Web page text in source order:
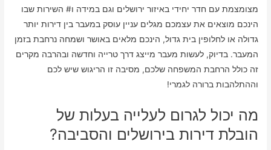
מצומצמת עם חדר יחידי באיזור ירושלים וגם במידה ו# השירות שבו
הינכם מוצאים את עצמכם מגלים עניין עוסק במעבר בין דירות יותר
גדולה או לחלופין בית גדול, הינכם מלאים באושר ושמחה נרחבת בזמן
המעבר. בדיוק, לעשות מעבר מייצג דרך טרייה וחדשה ובהרבה מקרים
זה כולל הרחבת המשפחה שלכם, מסיבה זו הריגוש שיש לכם
וההתלהבות ברורה לגמרי!
מה יכול לגרום לעלייה בעלות של
הובלת דירות בירושלים והסביבה?